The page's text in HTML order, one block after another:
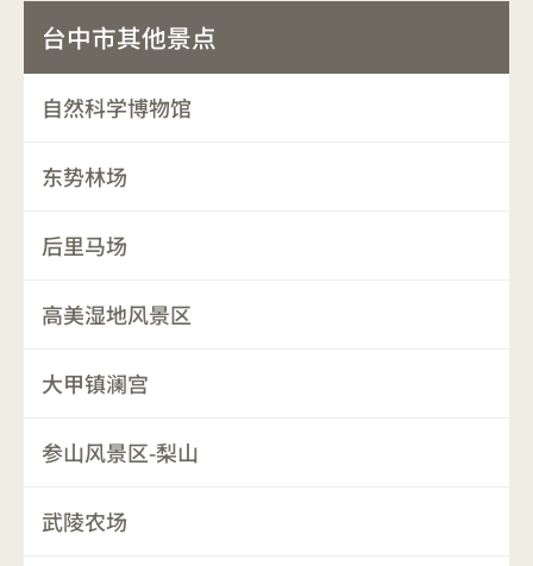
台中市其他景点
自然科学博物馆
东势林场
后里马场
高美湿地风景区
大甲镇澜宫
参山风景区-梨山
武陵农场